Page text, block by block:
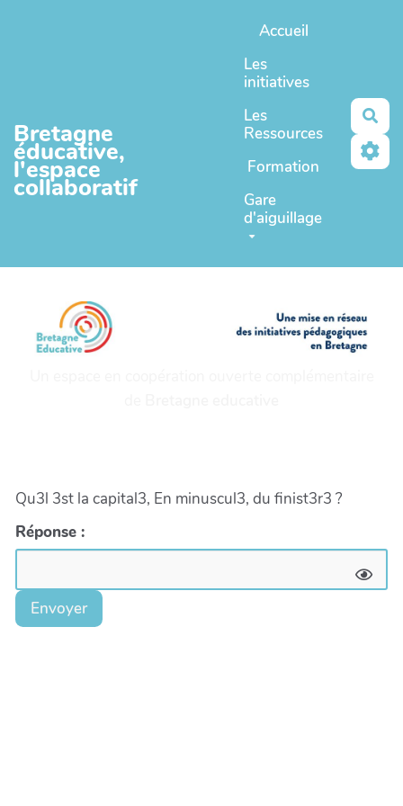
Bretagne
éducative,
l'espace
collaboratif
Accueil
Les
initiatives
Les
Ressources
Formation
Gare
d'aiguillage
Qu3l 3st la capital3, En minuscul3, du finist3r3 ?
Réponse :
Envoyer